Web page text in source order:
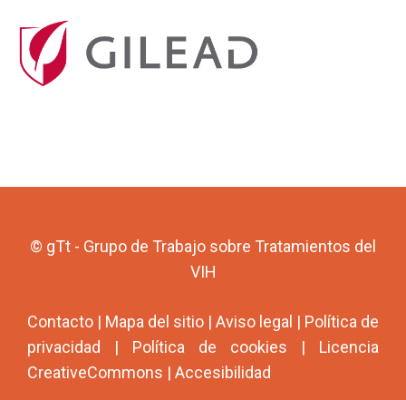
© gTt - Grupo de Trabajo sobre Tratamientos del
VIH
Contacto | Mapa del sitio | Aviso legal | Política de
privacidad | Política de cookies | Licencia
CreativeCommons | Accesibilidad